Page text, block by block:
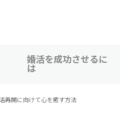
婚活を成功させるに
は
島、福山での婚活恋活を応援
再開に向けて心を癒す方法